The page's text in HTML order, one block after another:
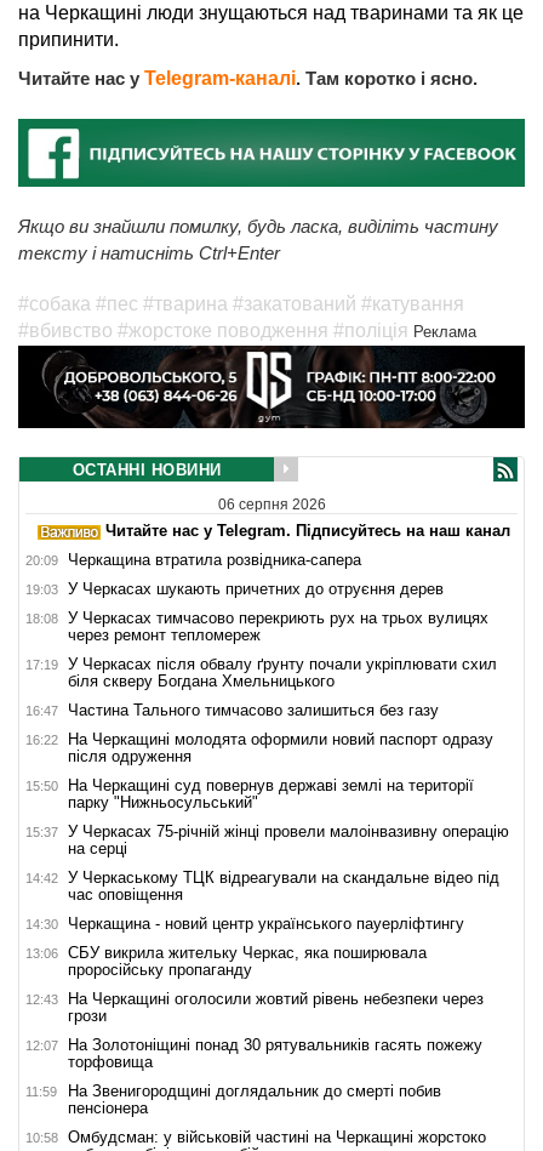
на Черкащині люди знущаються над тваринами та як це
припинити.
Читайте нас у Telegram-каналі. Там коротко і ясно.
Якщо ви знайшли помилку, будь ласка, виділіть частину
тексту і натисніть Ctrl+Enter
#собака #пес #тварина #закатований #катування
#вбивство #жорстоке поводження #поліція Реклама
ОСТАННІ НОВИНИ
06 серпня 2026
Читайте нас у Telegram. Підписуйтесь на наш канал
20:09 Черкащина втратила розвідника-сапера
19:03 У Черкасах шукають причетних до отруєння дерев
18:08
У Черкасах тимчасово перекриють рух на трьох вулицях
через ремонт тепломереж
17:19
У Черкасах після обвалу ґрунту почали укріплювати схил
біля скверу Богдана Хмельницького
16:47 Частина Тального тимчасово залишиться без газу
16:22
На Черкащині молодята оформили новий паспорт одразу
після одруження
15:50
На Черкащині суд повернув державі землі на території
парку "Нижньосульський"
15:37
У Черкасах 75-річній жінці провели малоінвазивну операцію
на серці
14:42
У Черкаському ТЦК відреагували на скандальне відео під
час оповіщення
14:30 Черкащина - новий центр українського пауерліфтингу
13:06
СБУ викрила жительку Черкас, яка поширювала
проросійську пропаганду
12:43
На Черкащині оголосили жовтий рівень небезпеки через
грози
12:07
На Золотоніщині понад 30 рятувальників гасять пожежу
торфовища
11:59
На Звенигородщині доглядальник до смерті побив
пенсіонера
10:58
Омбудсман: у військовій частині на Черкащині жорстоко